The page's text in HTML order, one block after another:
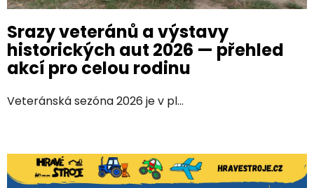
Srazy veteránů a výstavy
historických aut 2026 — přehled
akcí pro celou rodinu
Veteránská sezóna 2026 je v pl...